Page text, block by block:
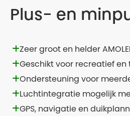
Plus- en
Zeer groot en helder
Geschikt voor recreatief
Ondersteuning voor
Luchtintegratie mogelijk
GPS, navigatie en